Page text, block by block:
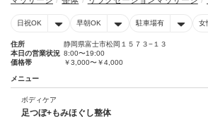
日祝OK 早朝OK 駐車場有 女
住所
静岡県富士市松岡１５７３−１３
本日の営業状況 8:00〜19:00
価格帯
￥3,000〜￥4,000
メニュー
ボディケア
足つぼ+もみほぐし整体